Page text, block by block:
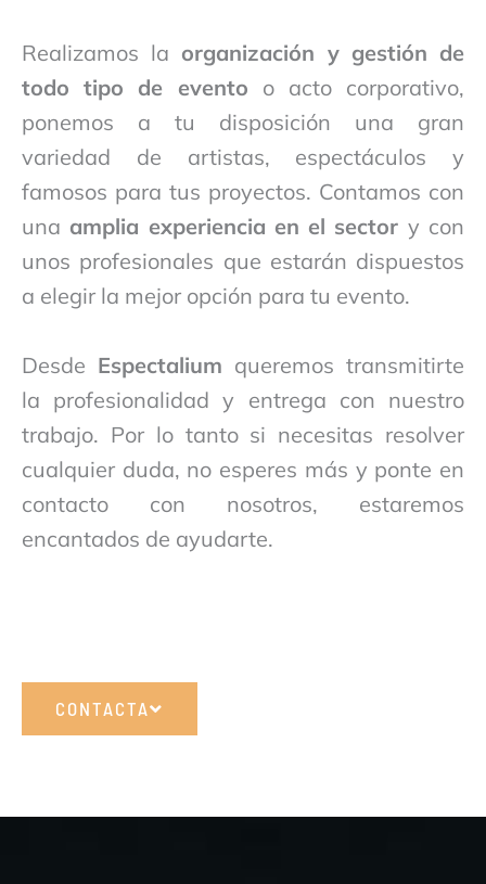
Realizamos la organización y gestión de
todo tipo de evento o acto corporativo,
ponemos a tu disposición una gran
variedad de artistas, espectáculos y
famosos para tus proyectos. Contamos con
una amplia experiencia en el sector y con
unos profesionales que estarán dispuestos
a elegir la mejor opción para tu evento.
Desde Espectalium queremos transmitirte
la profesionalidad y entrega con nuestro
trabajo. Por lo tanto si necesitas resolver
cualquier duda, no esperes más y ponte en
contacto con nosotros, estaremos
encantados de ayudarte.
CONTACTA